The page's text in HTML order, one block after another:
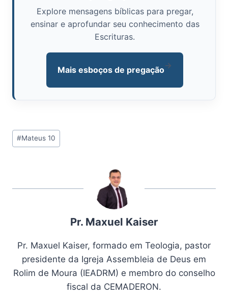
Explore mensagens bíblicas para pregar,
ensinar e aprofundar seu conhecimento das
Escrituras.
Mais esboços de pregação→
Tags
do
#Mateus 10
Pr. Maxuel Kaiser
Pr. Maxuel Kaiser, formado em Teologia, pastor
presidente da Igreja Assembleia de Deus em
Rolim de Moura (IEADRM) e membro do conselho
fiscal da CEMADERON.